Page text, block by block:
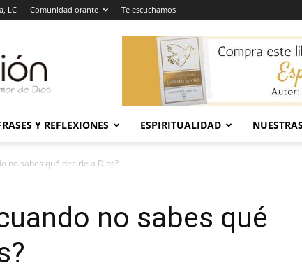
LC Comunidad orante Te escuchamos
Y REFLEXIONES ESPIRITUALIDAD
no sabes qué decirle a Dios?
no sabes qué